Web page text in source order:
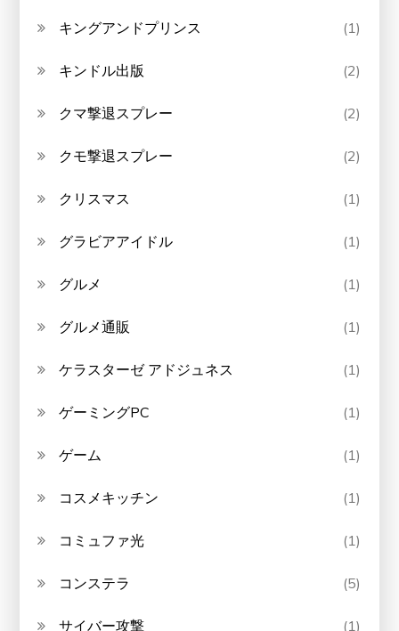
キングアンドプリンス (1)
キンドル出版 (2)
クマ撃退スプレー (2)
クモ撃退スプレー (2)
クリスマス (1)
グラビアアイドル (1)
グルメ (1)
グルメ通販 (1)
ケラスターゼ アドジュネス (1)
ゲーミングPC (1)
ゲーム (1)
コスメキッチン (1)
コミュファ光 (1)
コンステラ (5)
サイバー攻撃 (1)